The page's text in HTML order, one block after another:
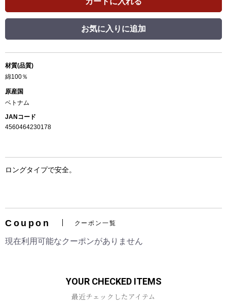
お気に入りに追加
材質(品質)
綿100％
原産国
ベトナム
JANコード
4560464230178
ロングタイプで安全。
Coupon クーポン一覧
現在利用可能なクーポンがありません
YOUR CHECKED ITEMS
最近チェックしたアイテム